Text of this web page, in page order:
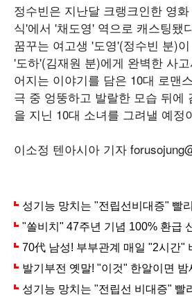
정수빈은 지난달 크랭크인한 영
식'에서 '채도영' 역으로 캐스팅됐
꿈꾸는 여고생 '도영'(정수빈 분)
'도하'(김재원 분)에게 완벽한 사
어지는 이야기를 담은 10대 로맨
극 중 엉뚱하고 발랄한 모습 뒤에
을 지닌 10대 소녀를 그려낼 예정
이소정 텐아시아 기자